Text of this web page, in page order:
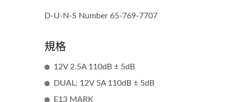
D-U-N-S Number 65-769-7707
規格
12V 2.5A 110dB ± 5dB
DUAL: 12V 5A 110dB ± 5dB
E13 MARK
點火線圈暢銷款